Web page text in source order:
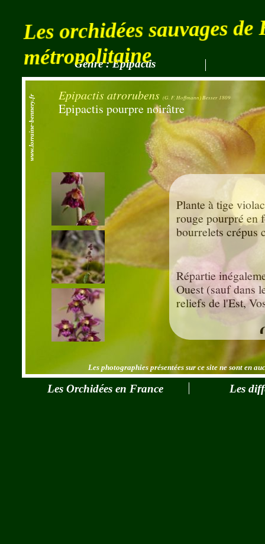
Epipactis atrorubens (G. F. Hoffmann) Besser 1809
Epipactis pourpre noirâtre
Plante à tige
rouge pourpré en
bourrelets crépus
Répartie
Ouest (sauf dans
reliefs de l'Est,
Dans certaines
assez fréquentes.
Les photographies présentées sur ce site ne sont en
Les
Les Orchidées en France
Genre : Epipactis
Les orchidées sauvages de
métropolitaine
www.lorraine-bennery.fr